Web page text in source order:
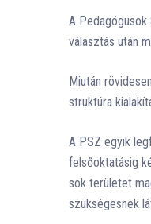
A
választás után
Miután
struktúra
A PSZ egyik
felsőoktatásig
sok területet
szükségesnek